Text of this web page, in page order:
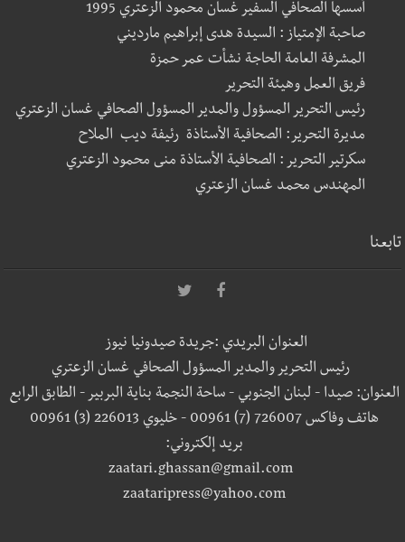
أسسها الصحافي السفير غسان محمود الزعتري 1995
صاحبة الإمتياز : السيدة هدى إبراهيم مارديني
المشرفة العامة الحاجة نشأت عمر حمزة
فريق العمل وهيئة التحرير
رئيس التحرير المسؤول والمدير المسؤول الصحافي غسان الزعتري
مديرة التحرير: الصحافية الأستاذة رئيفة ديب الملاح
سكرتير التحرير : الصحافية الأستاذة منى محمود الزعتري
المهندس محمد غسان الزعتري
تابعنا
العنوان البريدي :جريدة صيدونيا نيوز
رئيس التحرير والمدير المسؤول الصحافي غسان الزعتري
العنوان: صيدا - لبنان الجنوبي - ساحة النجمة بناية البربير - الطابق الرابع
هاتف وفاكس 726007 (7) 00961 - خليوي 226013 (3) 00961
بريد إلكتروني:
zaatari.ghassan@gmail.com
zaataripress@yahoo.com